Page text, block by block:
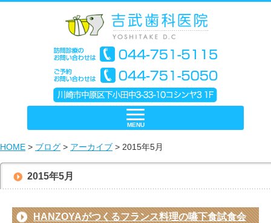
MENU
HOME > ブログ > アーカイブ > 2015年5月
2015年5月
HANZOYAがつくるフランス料理の嚥下食試食会